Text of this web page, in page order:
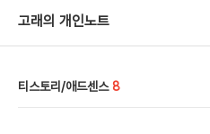
고래의 개인노트
티스토리/애드센스 8